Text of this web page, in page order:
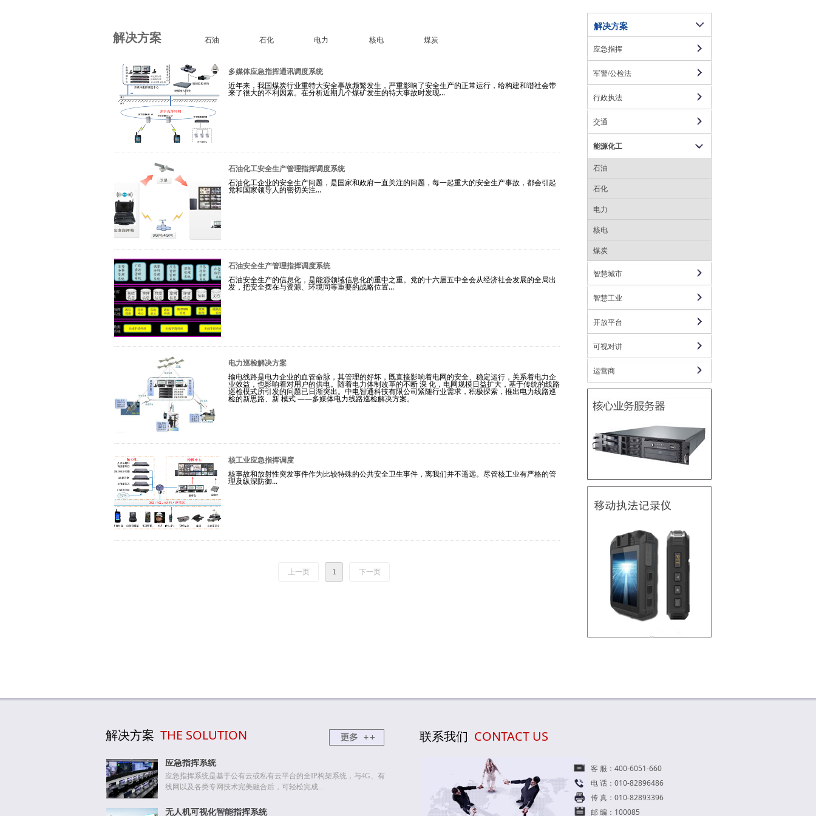
解决方案
多媒体应急指挥通讯调度系统
近年来，我国煤炭行业重特大安全事故频繁发生，严重影响了安全生产的正常运行，给构建和谐社会带
来了很大的不利因素。在分析近期几个煤矿发生的特大事故时发现...
石油化工安全生产管理指挥调度系统
石油化工企业的安全生产问题，是国家和政府一直关注的问题，每一起重大的安全生产事故，都会引起
党和国家领导人的密切关注...
石油安全生产管理指挥调度系统
石油安全生产的信息化，是能源领域信息化的重中之重。党的十六届五中全会从经济社会发展的全局出
发，把安全摆在与资源、 环境同等重要的战略位置...
电力巡检解决方案
输电线路是电力企业的血管命脉，其管理的好坏，既直接影响着电网的安全、稳定运行，关系着电力企
业效益，也影响着对用户的供电。随着电力体制改革的不断 深 化，电网规模日益扩大，基于传统的线路
巡检模式所引发的问题已日渐突出。中电智通科技有限公司紧随行业需求，积极探索，推出电力线路巡
检的新思路、新 模式 ——多媒体电力线路巡检解决方案。
核工业应急指挥调度
核事故和放射性突发事件作为比较特殊的公共安全卫生事件，离我们并不遥远。尽管核工业有严格的管
理及纵深防御...
上一页 1 下一页
石油 石化 电力 核电 煤炭
解决方案
应急指挥
军警/公检法
行政执法
交通
能源化工
石油
石化
电力
核电
煤炭
智慧城市
智慧工业
开放平台
可视对讲
运营商
解决方案 THE SOLUTION
应急指挥系统
应急指挥系统是基于公有云或私有云平台的全IP构架系统，与4G、有
线网以及各类专网技术完美融合后，可轻松完成...
无人机可视化智能指挥系统
联系我们 CONTACT US
客 服：400-6051-660
电 话：010-82896486
传 真：010-82893396
邮 编：100085